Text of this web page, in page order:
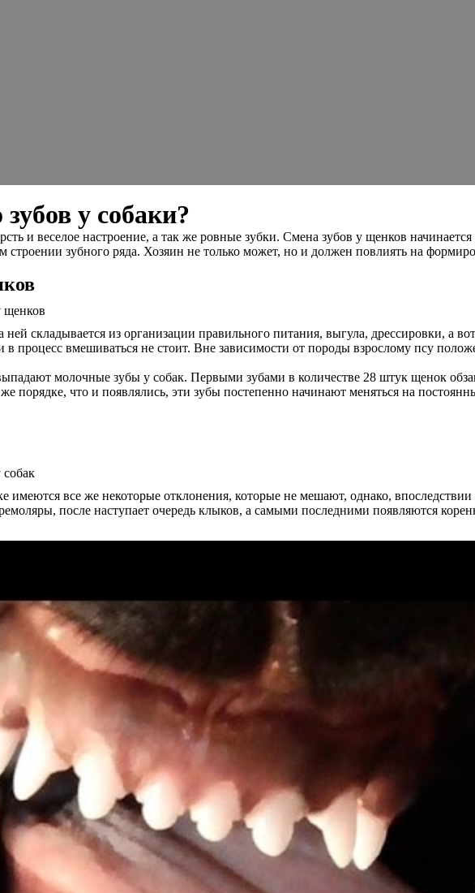
у собаки?
и веселое настроение, а так же ровные зубки. Смена зубов у щенков
зубного ряда. Хозяин не только может, но и должен повлиять на
складывается из организации правильного питания, выгула, дрессировки, а
в процесс вмешиваться не стоит. Вне зависимости от породы взрослому псу
молочные зубы у собак. Первыми зубами в количестве 28 штук щенок
порядке, что и появлялись, эти зубы постепенно начинают меняться на
все же некоторые отклонения, которые не мешают, однако,
после наступает очередь клыков, а самыми последними появляются